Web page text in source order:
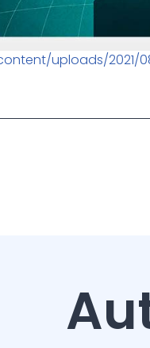
uploads/2021/